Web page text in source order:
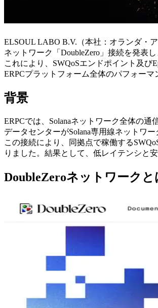
ELSOUL LABO B.V.（本社：オランダ・
ネットワーク「DoubleZero」接続を発表し
これにより、SWQoSエンドポイント及び
ERPCプラットフォーム全体のパフォーマ
背景
ERPCでは、Solanaネットワーク全体の
データセンターがSolana専用線ネットワ
この接続により、同拠点で稼働する
りました。結果として、低レイテンシと
DoubleZeroネットワークと